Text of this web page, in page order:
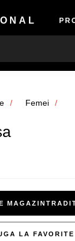
Femei
LA FAVORITE